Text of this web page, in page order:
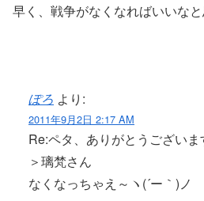
早く、戦争がなくなればいいな
ぽろ より:
2011年9月2日 2:17 AM
Re:ペタ、ありがとうございま
＞璃梵さん
なくなっちゃえ～ヽ(´ー｀)ノ